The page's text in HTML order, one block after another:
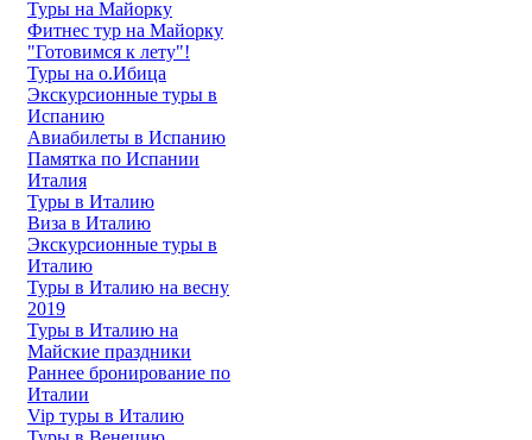
Туры на Майорку
Фитнес тур на Майорку
"Готовимся к лету"!
Туры на о.Ибица
Экскурсионные туры в
Испанию
Авиабилеты в Испанию
Памятка по Испании
Италия
Туры в Италию
Виза в Италию
Экскурсионные туры в
Италию
Туры в Италию на весну
2019
Туры в Италию на
Майские праздники
Раннее бронирование по
Италии
Vip туры в Италию